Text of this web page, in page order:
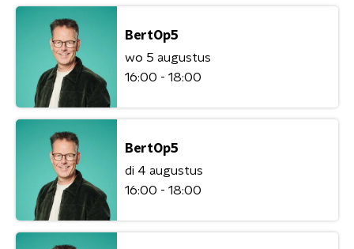
BertOp5
wo 5 augustus
16:00 - 18:00
BertOp5
di 4 augustus
16:00 - 18:00